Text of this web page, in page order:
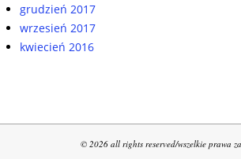
grudzień 2017
wrzesień 2017
kwiecień 2016
© 2026 all rights reserved/wszelkie prawa